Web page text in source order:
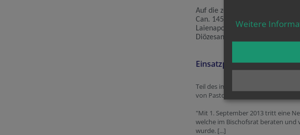
Auf die zentralen lehramtlichen
Can. 145, §1; Vaticanum II:
Laienapostolat Nr. 24, Synode
Diözesansynode (1972)"
Einsatzplanung
Teil des im
von PastoralassistentInnen:
"Mit 1. September 2013 tritt eine
welche im Bischofsrat beraten und
wurde. [...]
Weitere